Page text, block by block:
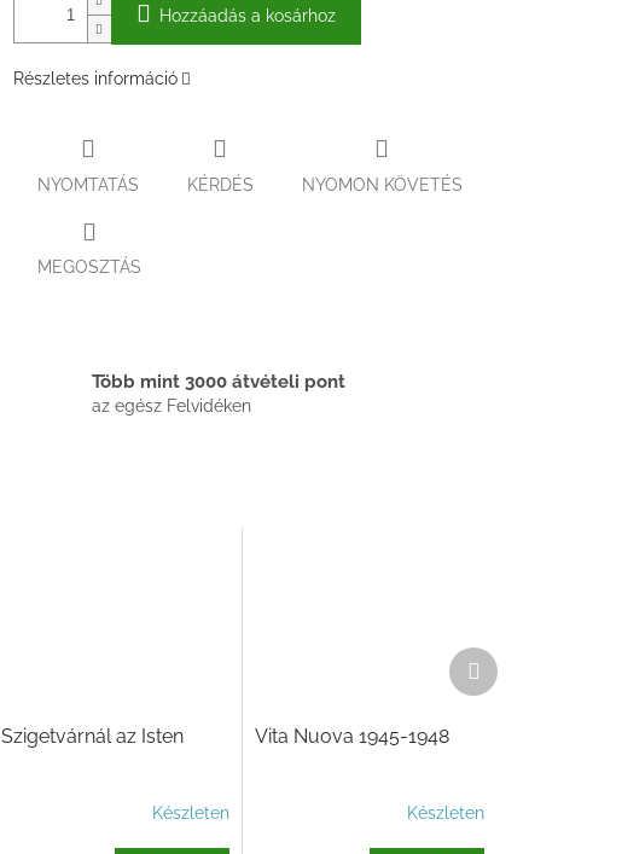
Hozzáadás a kosárhoz
Részletes információ
NYOMTATÁS KÉRDÉS NYOMON KÖVETÉS
MEGOSZTÁS
Több mint 3000 átvételi pont
az egész Felvidéken
Szigetvárnál az Isten
Készleten
Vita Nuova 1945-1948
Készleten
Következő
termék